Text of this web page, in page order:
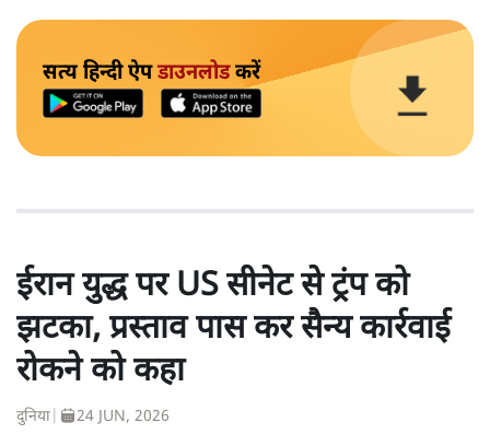
सत्य हिन्दी ऐपडाउनलोडकरें
ईरान युद्ध पर US सीनेट से ट्रंप को
झटका, प्रस्ताव पास कर सैन्य कार्रवाई
रोकने को कहा
दुनिया 24 JUN, 2026